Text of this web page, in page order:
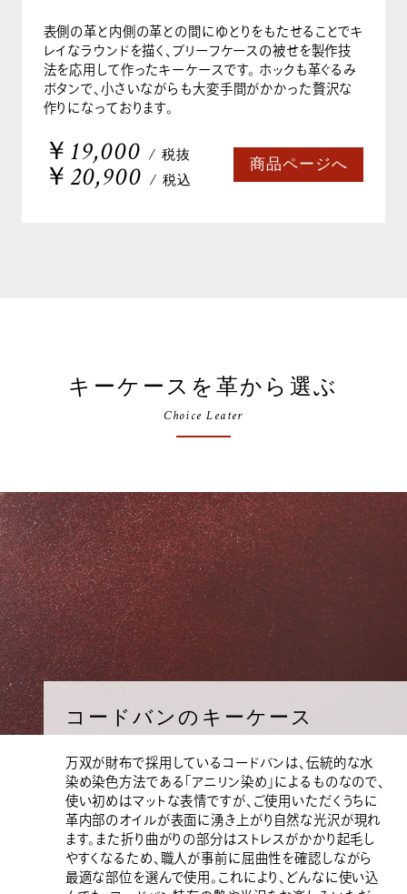
表側の革と内側の革との間にゆとりをもたせることでキ
レイなラウンドを描く、ブリーフケースの被せを製作技
法を応用して作ったキーケースです。 ホックも革ぐるみ
ボタンで、小さいながらも大変手間がかかった贅沢な
作りになっております。
￥19,000 / 税抜
￥20,900 / 税込
商品ページへ
キーケースを革から選ぶ
Choice Leater
コードバンのキーケース
万双が財布で採用しているコードバンは、伝統的な水
染め染色方法である「アニリン染め」によるものなので、
使い初めはマットな表情ですが、ご使用いただくうちに
革内部のオイルが表面に湧き上がり自然な光沢が現れ
ます。また折り曲がりの部分はストレスがかかり起毛し
やすくなるため、職人が事前に屈曲性を確認しながら
最適な部位を選んで使用。これにより、どんなに使い込